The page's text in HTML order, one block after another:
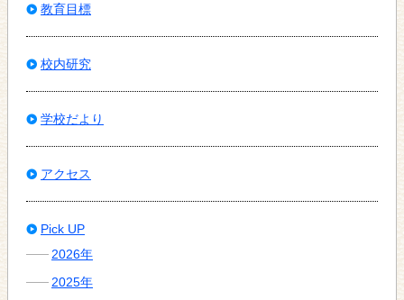
教育目標
校内研究
学校だより
アクセス
Pick UP
2026年
2025年